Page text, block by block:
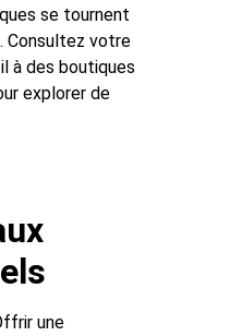
se tournent
Consultez votre
à des boutiques
explorer de
une